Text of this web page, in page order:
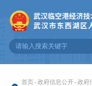
首页-政府信息公开-政府